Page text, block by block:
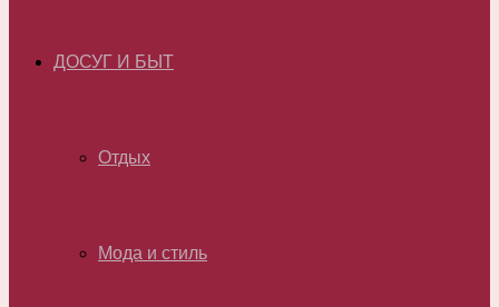
ДОСУГ И БЫТ
Отдых
Мода и стиль